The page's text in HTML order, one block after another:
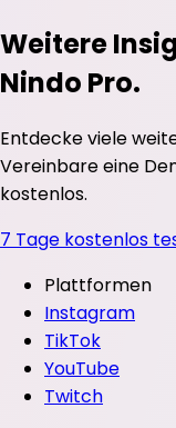
Weitere
Nindo Pro.
Entdecke viele
Vereinbare eine
kostenlos.
7 Tage kostenlos
Plattformen
Instagram
TikTok
YouTube
Twitch